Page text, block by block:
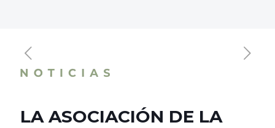
LA ASOCIACIÓN DE LA